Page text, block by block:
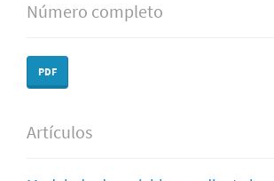
Número completo
PDF
Artículos